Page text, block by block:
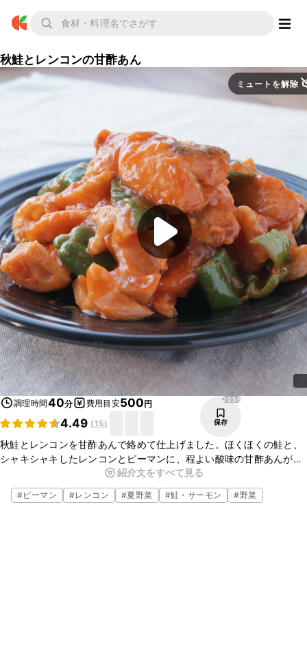
秋鮭とレンコンの甘酢あん
ミュートを解除
調理時間40分 費用目安500円
4.49 (15)
2036
保存
秋鮭とレンコンを甘酢あんで絡めて仕上げました。ほくほくの鮭と、
シャキシャキしたレンコンとピーマンに、程よい酸味の甘酢あんがよ
く合います。事前に調味料を合わせてますので、一気に仕上げること
が出来ます。是非お試しください。
紹介文をすべて見る
#ピーマン #レンコン #夏野菜 #鮭・サーモン #野菜